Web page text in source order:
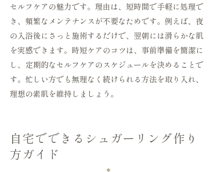
セルフケアの魅力です。理由は、短時間で手軽に処理で
き、頻繁なメンテナンスが不要なためです。例えば、夜
の入浴後にさっと施術するだけで、翌朝には滑らかな肌
を実感できます。時短ケアのコツは、事前準備を簡潔に
し、定期的なセルフケアのスケジュールを決めることで
す。忙しい方でも無理なく続けられる方法を取り入れ、
理想の素肌を維持しましょう。
自宅でできるシュガーリング作り
方ガイド